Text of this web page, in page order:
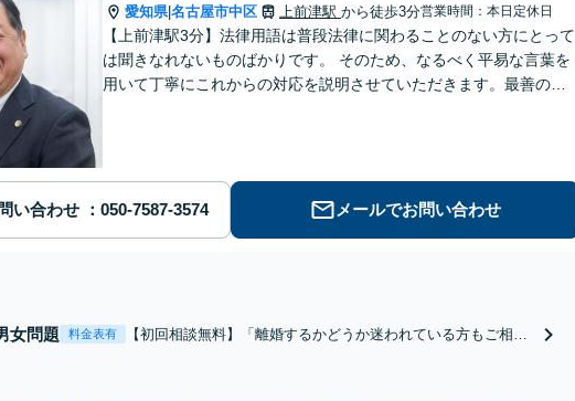
愛知県|名古屋市中区 上前津駅 から徒歩3分営業時間：本日定休日
【上前津駅3分】法律用語は普段法律に関わることのない方にとって
は聞きなれないものばかりです。 そのため、なるべく平易な言葉を
用いて丁寧にこれからの対応を説明させていただきます。最善の解
い合わせ メールでお問い合わせ
女問題 料金表有
【初回相談無料】「離婚するかどうか迷われている方もご相談